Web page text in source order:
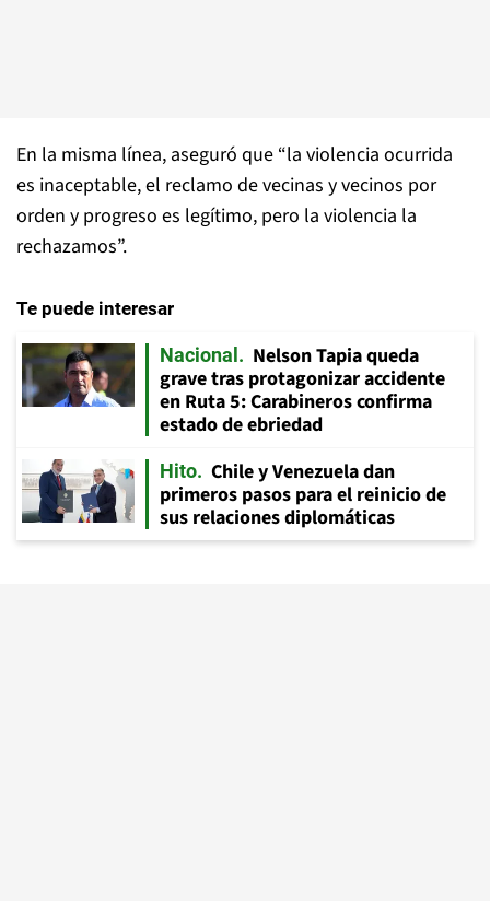
En la misma línea, aseguró que “la violencia ocurrida
es inaceptable, el reclamo de vecinas y vecinos por
orden y progreso es legítimo, pero la violencia la
rechazamos”.
Te puede interesar
Nacional
Nelson Tapia queda
grave tras protagonizar accidente
en Ruta 5: Carabineros confirma
estado de ebriedad
Hito
Chile y Venezuela dan
primeros pasos para el reinicio de
sus relaciones diplomáticas